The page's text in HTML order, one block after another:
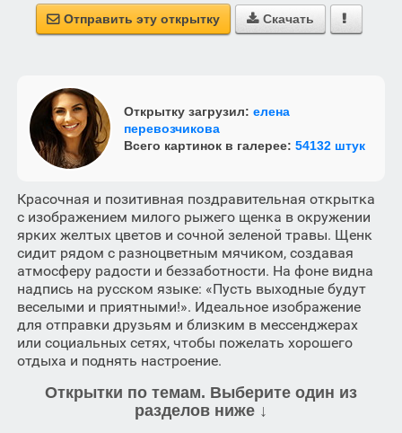
 Отправить эту открытку  Скачать 
Открытку загрузил: елена
перевозчикова
Всего картинок в галерее: 54132 штук
Красочная и позитивная поздравительная открытка
с изображением милого рыжего щенка в окружении
ярких желтых цветов и сочной зеленой травы. Щенк
сидит рядом с разноцветным мячиком, создавая
атмосферу радости и беззаботности. На фоне видна
надпись на русском языке: «Пусть выходные будут
веселыми и приятными!». Идеальное изображение
для отправки друзьям и близким в мессенджерах
или социальных сетях, чтобы пожелать хорошего
отдыха и поднять настроение.
Открытки по темам. Выберите один из
разделов ниже ↓